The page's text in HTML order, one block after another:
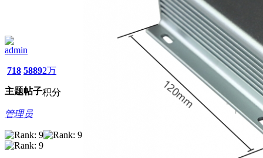
admin
718
主题
5889
帖子
2万
积分
管理员